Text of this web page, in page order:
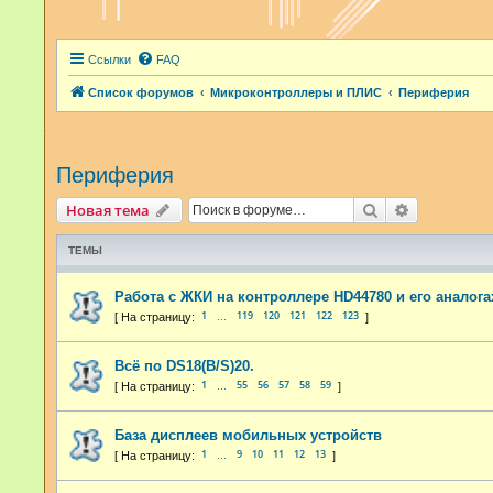
Ссылки FAQ
Список форумов Микроконтроллеры и ПЛИС Периферия
Периферия
Новая тема Поиск
ТЕМЫ
Работа с ЖКИ на контроллере HD44780 и его
1 119 120 121 122 123
Всё по DS18(B/S)20.
1 55 56 57 58 59
База дисплеев мобильных устройств
1 9 10 11 12 13